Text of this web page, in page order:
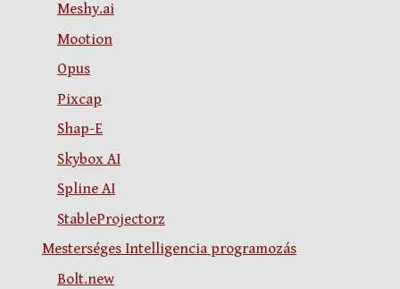
Meshy.ai
Mootion
Opus
Pixcap
Shap-E
Skybox AI
Spline AI
StableProjectorz
Mesterséges Intelligencia programozás
Bolt.new